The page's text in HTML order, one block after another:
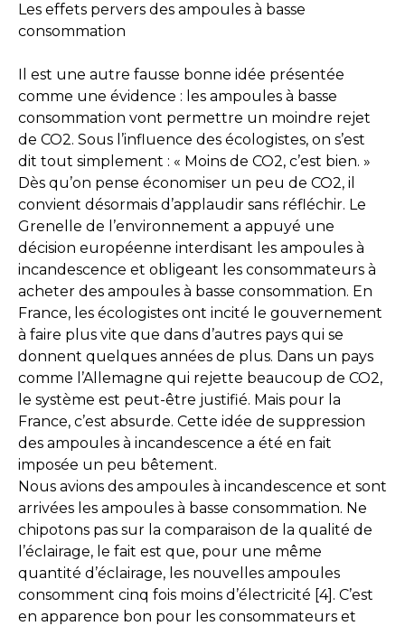
Les effets pervers des ampoules à basse
consommation
Il est une autre fausse bonne idée présentée
comme une évidence : les ampoules à basse
consommation vont permettre un moindre rejet
de CO2. Sous l’influence des écologistes, on s’est
dit tout simplement : « Moins de CO2, c’est bien. »
Dès qu’on pense économiser un peu de CO2, il
convient désormais d’applaudir sans réfléchir. Le
Grenelle de l’environnement a appuyé une
décision européenne interdisant les ampoules à
incandescence et obligeant les consommateurs à
acheter des ampoules à basse consommation. En
France, les écologistes ont incité le gouvernement
à faire plus vite que dans d’autres pays qui se
donnent quelques années de plus. Dans un pays
comme l’Allemagne qui rejette beaucoup de CO2,
le système est peut-être justifié. Mais pour la
France, c’est absurde. Cette idée de suppression
des ampoules à incandescence a été en fait
imposée un peu bêtement.
Nous avions des ampoules à incandescence et sont
arrivées les ampoules à basse consommation. Ne
chipotons pas sur la comparaison de la qualité de
l’éclairage, le fait est que, pour une même
quantité d’éclairage, les nouvelles ampoules
consomment cinq fois moins d’électricité [4]. C’est
en apparence bon pour les consommateurs et